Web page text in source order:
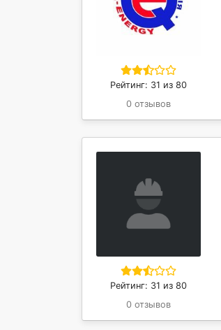
Рейтинг: 31 из 80
0 отзывов
Рейтинг: 31 из 80
0 отзывов